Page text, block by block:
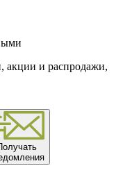
акции и распродажи,